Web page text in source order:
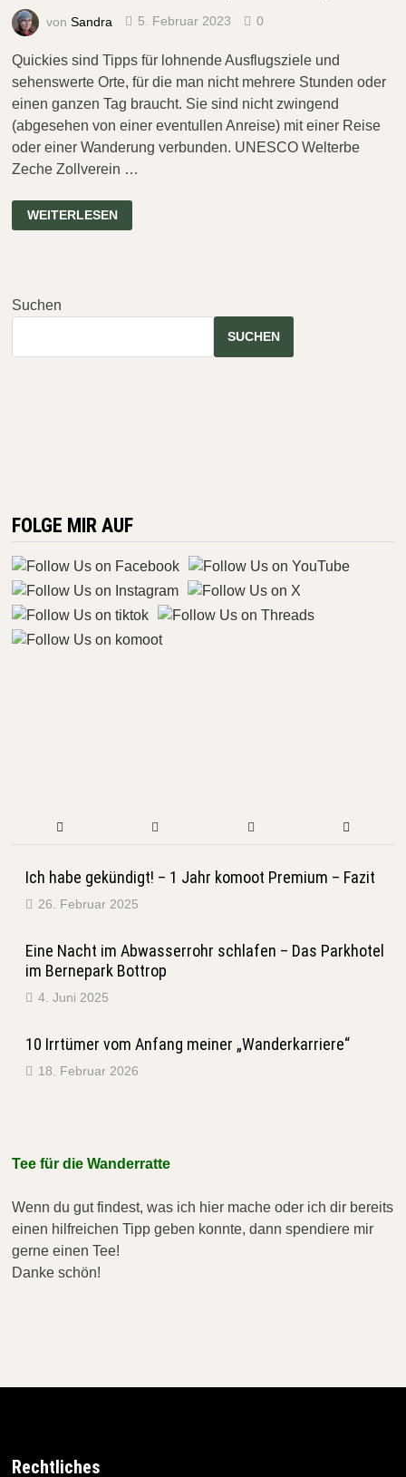
von Sandra 5. Februar 2023 0
Quickies sind Tipps für lohnende Ausflugsziele und
sehenswerte Orte, für die man nicht mehrere Stunden oder
einen ganzen Tag braucht. Sie sind nicht zwingend
(abgesehen von einer eventullen Anreise) mit einer Reise
oder einer Wanderung verbunden. UNESCO Welterbe
Zeche Zollverein …
ZECHE
ZOLLVEREIN
ESSEN
WEITERLESEN
Suchen
SUCHEN
FOLGE MIR AUF
Ich habe gekündigt! – 1 Jahr komoot Premium – Fazit
26. Februar 2025
Eine Nacht im Abwasserrohr schlafen – Das Parkhotel
im Bernepark Bottrop
4. Juni 2025
10 Irrtümer vom Anfang meiner „Wanderkarriere“
18. Februar 2026
Tee für die Wanderratte
Wenn du gut findest, was ich hier mache oder ich dir bereits
einen hilfreichen Tipp geben konnte, dann spendiere mir
gerne einen Tee!
Danke schön!
Rechtliches